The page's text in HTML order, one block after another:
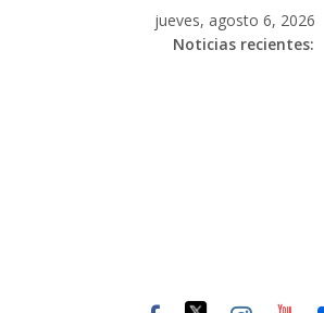
jueves, agosto 6, 2026
Noticias recientes: